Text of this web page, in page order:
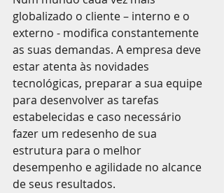
globalizado o cliente – interno e o
externo - modifica constantemente
as suas demandas. A empresa deve
estar atenta às novidades
tecnológicas, preparar a sua equipe
para desenvolver as tarefas
estabelecidas e caso necessário
fazer um redesenho de sua
estrutura para o melhor
desempenho e agilidade no alcance
de seus resultados.